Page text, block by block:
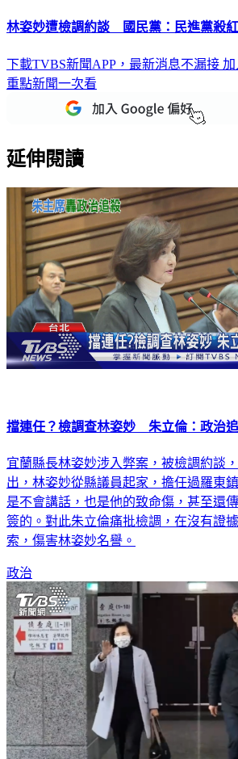
林姿妙遭檢調約談 國民黨：民進黨殺
下載TVBS新聞APP，最新消息不漏接 加
重點新聞一次看
延伸閱讀
擋連任？檢調查林姿妙 朱立倫：政治
宜蘭縣長林姿妙涉入弊案，被檢調約談
出，林姿妙從縣議員起家，擔任過羅東
是不會講話，也是他的致命傷，甚至還
簽的。對此朱立倫痛批檢調，在沒有證
索，傷害林姿妙名譽。
政治